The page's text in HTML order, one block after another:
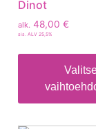
Dinot
alk. 48,00 €
sis. ALV 25,5%